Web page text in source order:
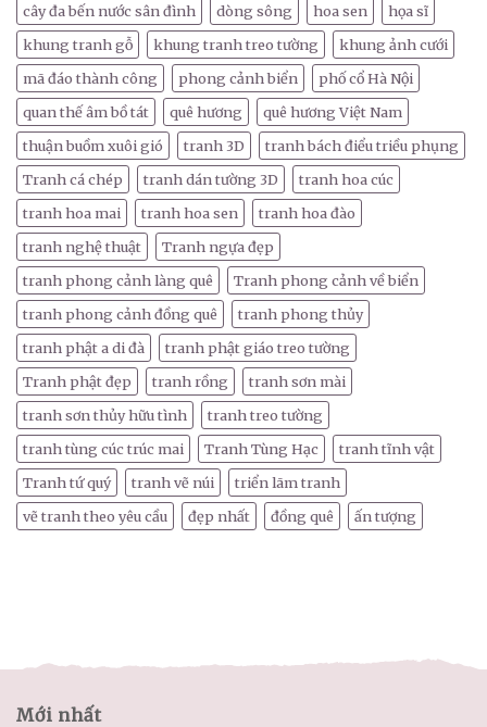
cây đa bến nước sân đình dòng sông hoa sen
họa sĩ
khung tranh gỗ
khung tranh treo tường
khung ảnh cưới
mã đáo thành công
phong cảnh biển
phố cổ Hà Nội
quan thế âm bồ tát
quê hương
quê hương Việt Nam
thuận buồm xuôi gió
tranh 3D
tranh bách điểu triều phụng
Tranh cá chép
tranh dán tường 3D
tranh hoa cúc
tranh hoa mai
tranh hoa sen
tranh hoa đào
tranh nghệ thuật
Tranh ngựa đẹp
tranh phong cảnh làng quê
Tranh phong cảnh về biển
tranh phong cảnh đồng quê
tranh phong thủy
tranh phật a di đà
tranh phật giáo treo tường
Tranh phật đẹp
tranh rồng
tranh sơn mài
tranh sơn thủy hữu tình
tranh treo tường
tranh tùng cúc trúc mai
Tranh Tùng Hạc
tranh tĩnh vật
Tranh tứ quý
tranh vẽ núi
triển lãm tranh
vẽ tranh theo yêu cầu
đẹp nhất đồng quê ấn tượng
Mới nhất